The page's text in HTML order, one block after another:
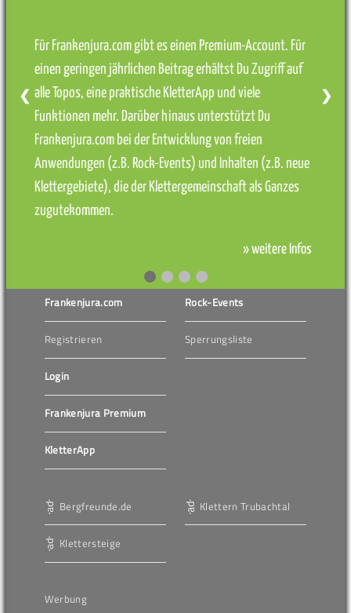
Für Frankenjura.com gibt es einen Premium-Account. Für
einen geringen jährlichen Beitrag erhältst Du Zugriff auf
alle Topos, eine praktische KletterApp und viele
Funktionen mehr. Darüber hinaus unterstützt Du
Frankenjura.com bei der Entwicklung von freien
Anwendungen (z.B. Rock-Events) und Inhalten (z.B. neue
Klettergebiete), die der Klettergemeinschaft als Ganzes
zugutekommen.
» weitere Infos
❮ ❯
Frankenjura.com
Registrieren
Login
Frankenjura Premium
KletterApp
Rock-Events
Sperrungsliste
Bergfreunde.de
Klettersteige
Klettern Trubachtal
Werbung